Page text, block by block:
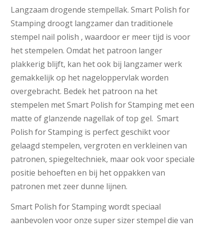
Langzaam drogende stempellak. Smart Polish for
Stamping droogt langzamer dan traditionele
stempel nail polish , waardoor er meer tijd is voor
het stempelen. Omdat het patroon langer
plakkerig blijft, kan het ook bij langzamer werk
gemakkelijk op het nageloppervlak worden
overgebracht. Bedek het patroon na het
stempelen met Smart Polish for Stamping met een
matte of glanzende nagellak of top gel. Smart
Polish for Stamping is perfect geschikt voor
gelaagd stempelen, vergroten en verkleinen van
patronen, spiegeltechniek, maar ook voor speciale
positie behoeften en bij het oppakken van
patronen met zeer dunne lijnen.
Smart Polish for Stamping wordt speciaal
aanbevolen voor onze super sizer stempel die van